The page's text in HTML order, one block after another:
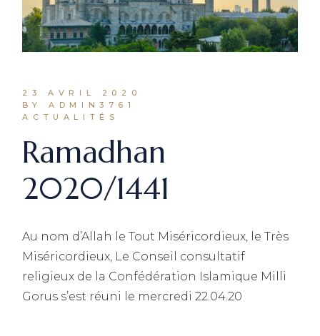
23 AVRIL 2020
BY ADMIN3761
ACTUALITÉS
Ramadhan
2020/1441
Au nom d’Allah le Tout Miséricordieux, le Très
Miséricordieux, Le Conseil consultatif
religieux de la Confédération Islamique Milli
Gorus s’est réuni le mercredi 22.04.20